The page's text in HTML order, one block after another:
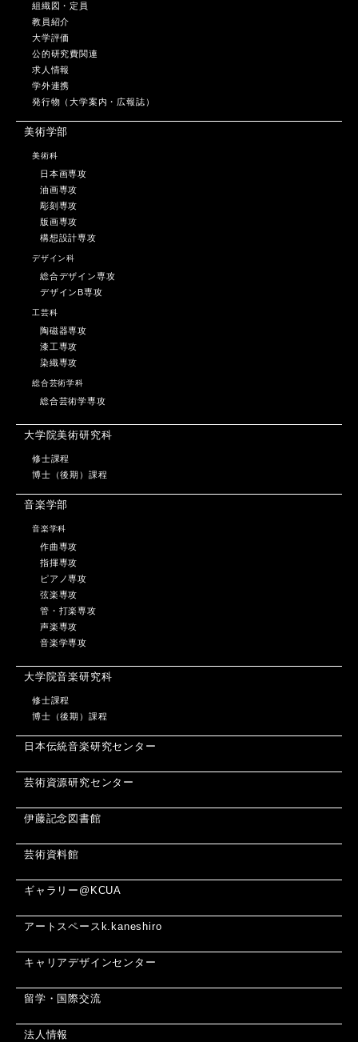
組織図・定員
教員紹介
大学評価
公的研究費関連
求人情報
学外連携
発行物（大学案内・広報誌）
美術学部
美術科
日本画専攻
油画専攻
彫刻専攻
版画専攻
構想設計専攻
デザイン科
総合デザイン専攻
デザインB専攻
工芸科
陶磁器専攻
漆工専攻
染織専攻
総合芸術学科
総合芸術学専攻
大学院美術研究科
修士課程
博士（後期）課程
音楽学部
音楽学科
作曲専攻
指揮専攻
ピアノ専攻
弦楽専攻
管・打楽専攻
声楽専攻
音楽学専攻
大学院音楽研究科
修士課程
博士（後期）課程
日本伝統音楽研究センター
芸術資源研究センター
伊藤記念図書館
芸術資料館
ギャラリー@KCUA
アートスペースk.kaneshiro
キャリアデザインセンター
留学・国際交流
法人情報